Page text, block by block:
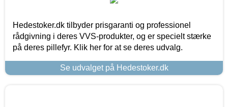
Hedestoker.dk tilbyder prisgaranti og professionel
rådgivning i deres VVS-produkter, og er specielt stærke
på deres pillefyr. Klik her for at se deres udvalg.
Se udvalget på Hedestoker.dk